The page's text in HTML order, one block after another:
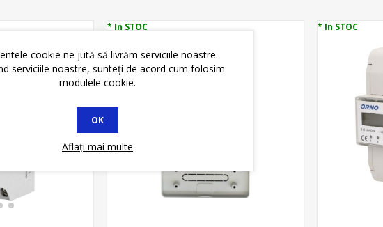
* In STOC * In STOC
cookie ne jută să livrăm serviciile noastre.
serviciile noastre, sunteți de acord cum folosim
modulele cookie.
OK
Aflați mai multe